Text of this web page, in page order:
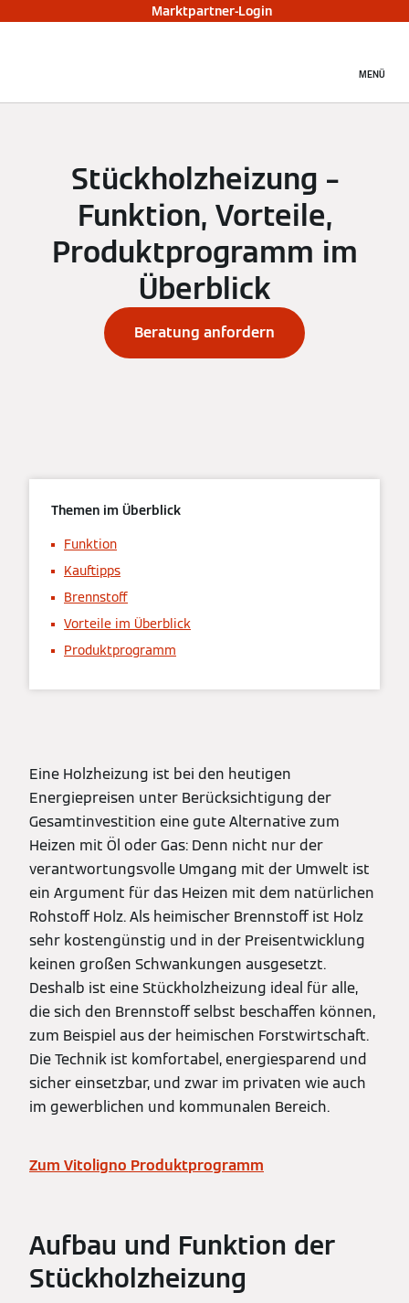
Marktpartner-Login
MENÜ
Stückholzheizung –
Funktion, Vorteile,
Produktprogramm im
Überblick
Beratung anfordern
Themen im Überblick
Funktion
Kauftipps
Brennstoff
Vorteile im Überblick
Produktprogramm
Eine Holzheizung ist bei den heutigen
Energiepreisen unter Berücksichtigung der
Gesamtinvestition eine gute Alternative zum
Heizen mit Öl oder Gas: Denn nicht nur der
verantwortungsvolle Umgang mit der Umwelt ist
ein Argument für das Heizen mit dem natürlichen
Rohstoff Holz. Als heimischer Brennstoff ist Holz
sehr kostengünstig und in der Preisentwicklung
keinen großen Schwankungen ausgesetzt.
Deshalb ist eine Stückholzheizung ideal für alle,
die sich den Brennstoff selbst beschaffen können,
zum Beispiel aus der heimischen Forstwirtschaft.
Die Technik ist komfortabel, energiesparend und
sicher einsetzbar, und zwar im privaten wie auch
im gewerblichen und kommunalen Bereich.
Zum Vitoligno Produktprogramm
Aufbau und Funktion der
Stückholzheizung